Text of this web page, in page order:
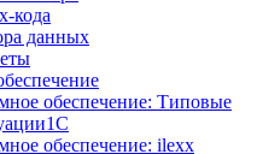
кода
данных
обеспечение: Типовые
обеспечение: ilexx